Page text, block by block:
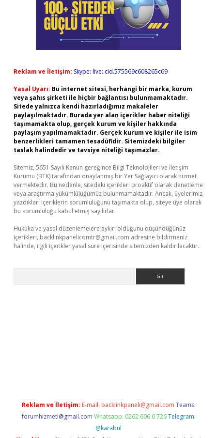
Reklam ve İletişim: Skype: live:.cid.575569c608265c69
Yasal Uyarı: Bu internet sitesi, herhangi bir marka, kurum
veya şahıs şirketi ile hiçbir bağlantısı bulunmamaktadır.
Sitede yalnızca kendi hazırladığımız makaleler
paylaşılmaktadır. Burada yer alan içerikler haber niteliği
taşımamakta olup, gerçek kurum ve kişiler hakkında
paylaşım yapılmamaktadır. Gerçek kurum ve kişiler ile isim
benzerlikleri tamamen tesadüfidir. Sitemizdeki bilgiler
taslak halindedir ve tavsiye niteliği taşımazlar.
Sitemiz, 5651 Sayılı Kanun gereğince Bilgi Teknolojileri ve İletişim
Kurumu (BTK) tarafından onaylanmış bir Yer Sağlayıcı olarak hizmet
vermektedir. Bu nedenle, sitedeki içerikleri proaktif olarak denetleme
veya araştırma yükümlülüğümüz bulunmamaktadır. Ancak, üyelerimiz
yazdıkları içeriklerin sorumluluğunu taşımakta olup, siteye üye olarak
bu sorumluluğu kabul etmiş sayılırlar.
Hukuka ve yasal düzenlemelere aykırı olduğunu düşündüğünüz
içerikleri, backlinkpanelicomtr@gmail.com adresine bildirmeniz
halinde, ilgili içerikler yasal süre içerisinde sitemizden kaldırılacaktır.
Reklam ve İletişim: E-mail: backlinkpaneli@gmail.com Teams:
forumhizmeti@gmail.com Whatsapp: 0262 606 0 726 Telegram:
@karabul